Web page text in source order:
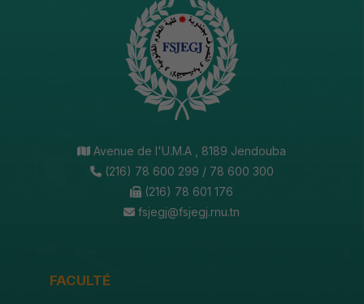
Avenue de l'U.M.A , 8189 Jendouba
(216) 78 600 299 / 78 600 300
(216) 78 601 176
fsjegj@fsjegj.rnu.tn
FACULTÉ